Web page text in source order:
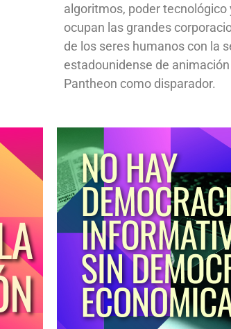
algoritmos, poder tecnológico
ocupan las grandes
de los seres humanos con la
estadounidense de
Pantheon como disparador.